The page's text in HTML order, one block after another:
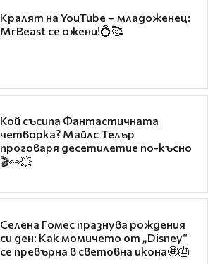
Кралят на YouTube – младоженец:
MrBeast се ожени!💍🥰
Кой съсипа Фантастичната
четворка? Майлс Телър
проговаря десетилетие по-късно
🎬👀💥
Селена Гомес празнува рождения
си ден: Как момичето от „Disney“
се превърна в световна икона🤩🎂